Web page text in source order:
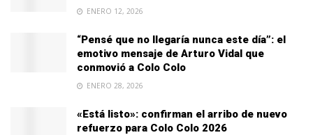
ENERO 12, 2026
“Pensé que no llegaría nunca este día”: el
emotivo mensaje de Arturo Vidal que
conmovió a Colo Colo
ENERO 28, 2026
«Está listo»: confirman el arribo de nuevo
refuerzo para Colo Colo 2026